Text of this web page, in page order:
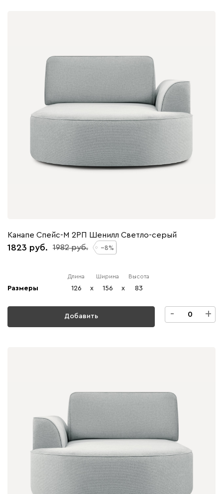
Канапе Спейс-М 2РП Шенилл Светло-серый
1823 1982 8
Размеры
Длина
126 x
Ширина
156 x
Высота
83
Добавить - +